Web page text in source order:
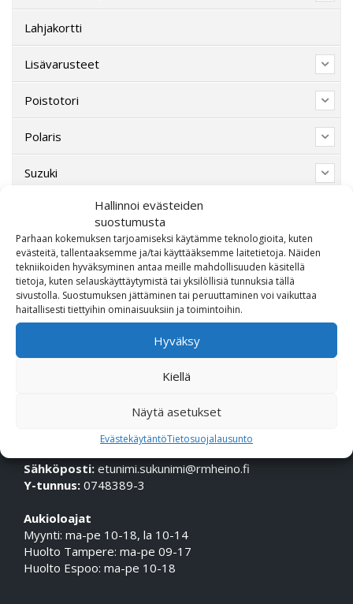
Hallinnoi evästeiden
suostumusta
Parhaan kokemuksen tarjoamiseksi käytämme teknologioita, kuten
evästeitä, tallentaaksemme ja/tai käyttääksemme laitetietoja. Näiden
tekniikoiden hyväksyminen antaa meille mahdollisuuden käsitellä
tietoja, kuten selauskäyttäytymistä tai yksilöllisiä tunnuksia tällä
sivustolla. Suostumuksen jättäminen tai peruuttaminen voi vaikuttaa
haitallisesti tiettyihin ominaisuuksiin ja toimintoihin.
Hyväksy
Kiellä
Näytä asetukset
EvästekäytäntöTietosuojalausunto
Lahjakortti
Lisävarusteet
Poistotori
Polaris
Suzuki
Varaosat/Sekalaiset
OTA MEIHIN YHTEYTTÄ!
Sähköposti: etunimi.sukunimi@rmheino.fi
Y-tunnus: 0748389-3
Aukioloajat
Myynti: ma-pe 10-18, la 10-14
Huolto Tampere: ma-pe 09-17
Huolto Espoo: ma-pe 10-18